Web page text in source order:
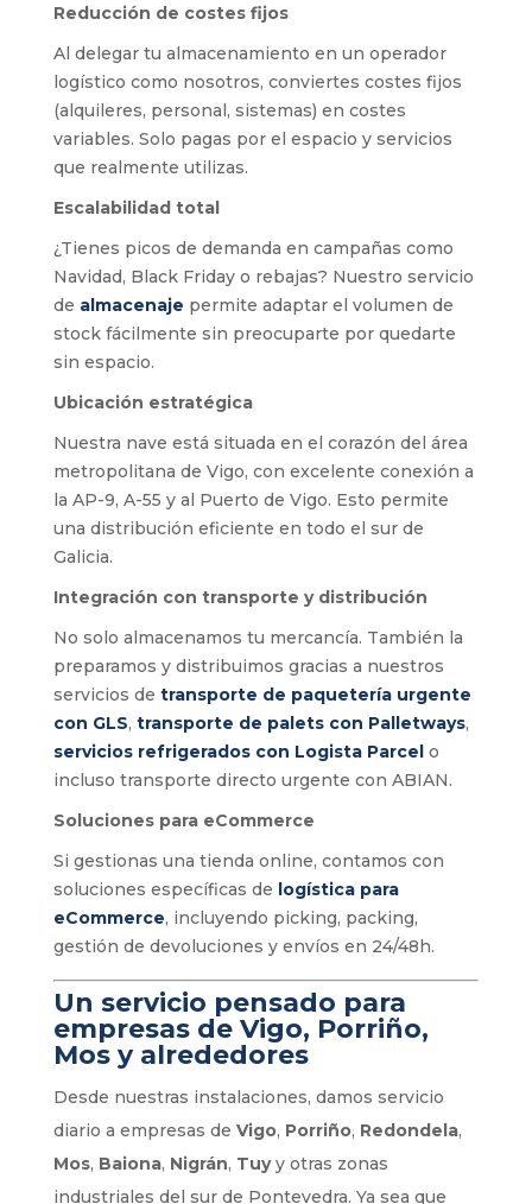
Reducción de costes fijos
Al delegar tu almacenamiento en un operador
logístico como nosotros, conviertes costes fijos
(alquileres, personal, sistemas) en costes
variables. Solo pagas por el espacio y servicios
que realmente utilizas.
Escalabilidad total
¿Tienes picos de demanda en campañas como
Navidad, Black Friday o rebajas? Nuestro servicio
de almacenaje permite adaptar el volumen de
stock fácilmente sin preocuparte por quedarte
sin espacio.
Ubicación estratégica
Nuestra nave está situada en el corazón del área
metropolitana de Vigo, con excelente conexión a
la AP-9, A-55 y al Puerto de Vigo. Esto permite
una distribución eficiente en todo el sur de
Galicia.
Integración con transporte y distribución
No solo almacenamos tu mercancía. También la
preparamos y distribuimos gracias a nuestros
servicios de transporte de paquetería urgente
con GLS, transporte de palets con Palletways,
servicios refrigerados con Logista Parcelo
incluso transporte directo urgente con ABIAN.
Soluciones para eCommerce
Si gestionas una tienda online, contamos con
soluciones específicas de logística para
eCommerce, incluyendo picking, packing,
gestión de devoluciones y envíos en 24/48h.
Un servicio pensado para
empresas de Vigo, Porriño,
Mos y alrededores
Desde nuestras instalaciones, damos servicio
diario a empresas de Vigo, Porriño, Redondela,
Mos, Baiona, Nigrán, Tuyy otras zonas
industriales del sur de Pontevedra. Ya sea que